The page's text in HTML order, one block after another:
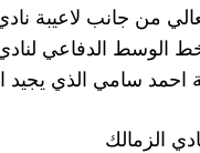
من جانب لاعيبة
الوسط الدفاعي
احمد سامي الذي يجيد
الزمالك